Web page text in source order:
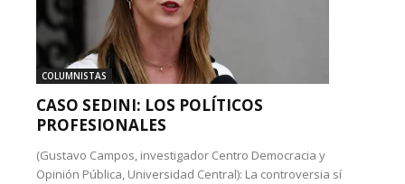
COLUMNISTAS
CASO SEDINI: LOS POLÍTICOS
PROFESIONALES
(Gustavo Campos, investigador Centro Democracia y
Opinión Pública, Universidad Central): La controversia sí